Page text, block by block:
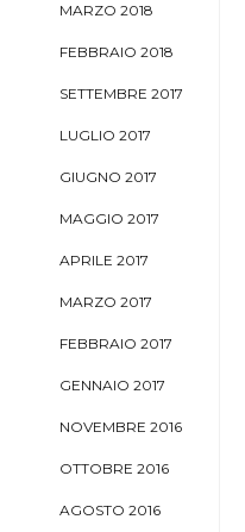
MARZO 2018
FEBBRAIO 2018
SETTEMBRE 2017
LUGLIO 2017
GIUGNO 2017
MAGGIO 2017
APRILE 2017
MARZO 2017
FEBBRAIO 2017
GENNAIO 2017
NOVEMBRE 2016
OTTOBRE 2016
AGOSTO 2016